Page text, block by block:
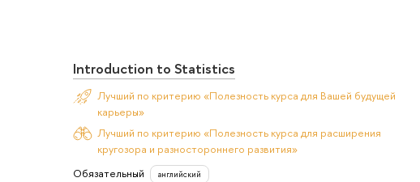
Introduction to Statistics
Лучший по критерию «Полезность курса для Вашей будущей
карьеры»
Лучший по критерию «Полезность курса для расширения
кругозора и разностороннего развития»
Обязательный
английский